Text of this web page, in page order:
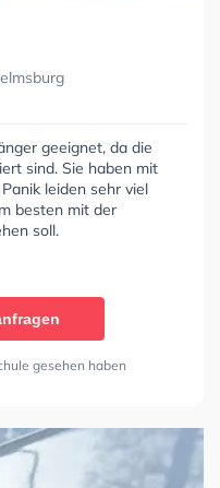
geeignet, da die
sind. Sie haben mit
leiden sehr viel
besten mit der
soll.
gesehen haben